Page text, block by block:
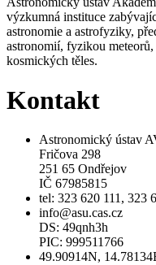
výzkumná instituce
astronomie a astrofyziky,
astronomií, fyzikou
kosmických těles.
Kontakt
Astronomický ústav
Fričova 298
251 65 Ondřejov
IČ 67985815
tel: 323 620 111, 323
info@asu.cas.cz
DS: 49qnh3h
PIC: 999511766
49.90914N,